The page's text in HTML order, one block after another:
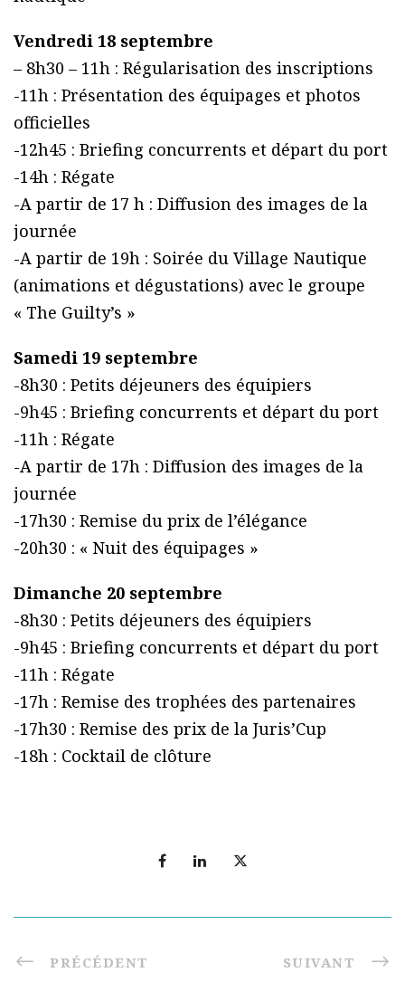
Vendredi 18 septembre
– 8h30 – 11h : Régularisation des inscriptions
-11h : Présentation des équipages et photos
officielles
-12h45 : Briefing concurrents et départ du port
-14h : Régate
-A partir de 17 h : Diffusion des images de la
journée
-A partir de 19h : Soirée du Village Nautique
(animations et dégustations) avec le groupe
« The Guilty’s »
Samedi 19 septembre
-8h30 : Petits déjeuners des équipiers
-9h45 : Briefing concurrents et départ du port
-11h : Régate
-A partir de 17h : Diffusion des images de la
journée
-17h30 : Remise du prix de l’élégance
-20h30 : « Nuit des équipages »
Dimanche 20 septembre
-8h30 : Petits déjeuners des équipiers
-9h45 : Briefing concurrents et départ du port
-11h : Régate
-17h : Remise des trophées des partenaires
-17h30 : Remise des prix de la Juris’Cup
-18h : Cocktail de clôture
PRÉCÉDENT SUIVANT